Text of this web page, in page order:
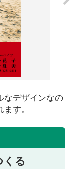
なデザインなの
す。
くる